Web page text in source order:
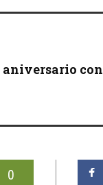
aniversario con
0